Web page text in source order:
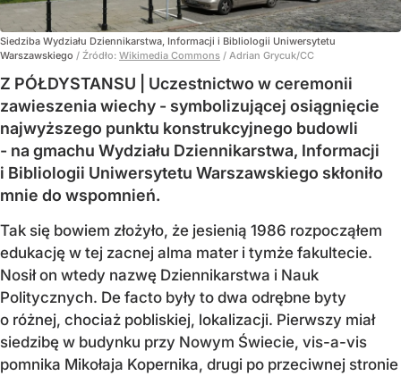
Siedziba Wydziału Dziennikarstwa, Informacji i Bibliologii Uniwersytetu
Warszawskiego / Źródło: Wikimedia Commons / Adrian Grycuk/CC
Z PÓŁDYSTANSU | Uczestnictwo w ceremonii
zawieszenia wiechy - symbolizującej osiągnięcie
najwyższego punktu konstrukcyjnego budowli
- na gmachu Wydziału Dziennikarstwa, Informacji
i Bibliologii Uniwersytetu Warszawskiego skłoniło
mnie do wspomnień.
Tak się bowiem złożyło, że jesienią 1986 rozpocząłem
edukację w tej zacnej alma mater i tymże fakultecie.
Nosił on wtedy nazwę Dziennikarstwa i Nauk
Politycznych. De facto były to dwa odrębne byty
o różnej, chociaż pobliskiej, lokalizacji. Pierwszy miał
siedzibę w budynku przy Nowym Świecie, vis-a-vis
pomnika Mikołaja Kopernika, drugi po przeciwnej stronie